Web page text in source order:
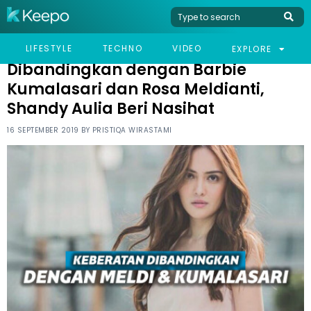
LIFESTYLE TECHNO VIDEO EXPLORE
HOME CELEB
DIBANDINGKAN DENGAN BARBIE KUMALASARI DAN ROSA
Dibandingkan dengan Barbie
Kumalasari dan Rosa Meldianti,
Shandy Aulia Beri Nasihat
16 SEPTEMBER 2019 BY PRISTIQA WIRASTAMI